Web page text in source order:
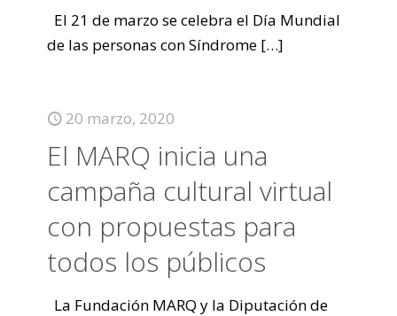
El 21 de marzo se celebra el Día Mundial
de las personas con Síndrome […]
20 marzo, 2020
El MARQ inicia una
campaña cultural virtual
con propuestas para
todos los públicos
La Fundación MARQ y la Diputación de